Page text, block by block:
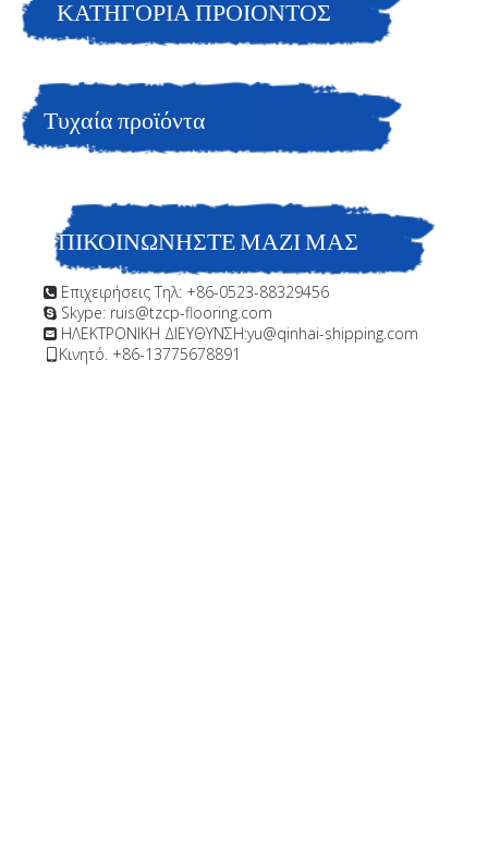
Marine Coating
Είστε εδώ: Σπίτι » Προϊόντα » Θαλάσσια επίστρωση
Υπεράκτια επίστρωση;Αντιδιαβρωτική επίστρωση πλούσια σε
ψευδάργυρο γρήγορης ξήρανσης.Συμμορφώνεται με το Sspc
Paint.SD Zinc 100qd Primer Marine Coating
ΚΑΤΗΓΟΡΙΑ ΠΡΟΙΟΝΤΟΣ
Τυχαία προϊόντα
ΕΠΙΚΟΙΝΩΝΗΣΤΕ ΜΑΖΙ ΜΑΣ
 Επιχειρήσεις Τηλ: +86-0523-88329456
 Skype: ruis@tzcp-flooring.com
 ΗΛΕΚΤΡΟΝΙΚΗ ΔΙΕΥΘΥΝΣΗ:yu@qinhai-shipping.com
Κινητό. +86-13775678891